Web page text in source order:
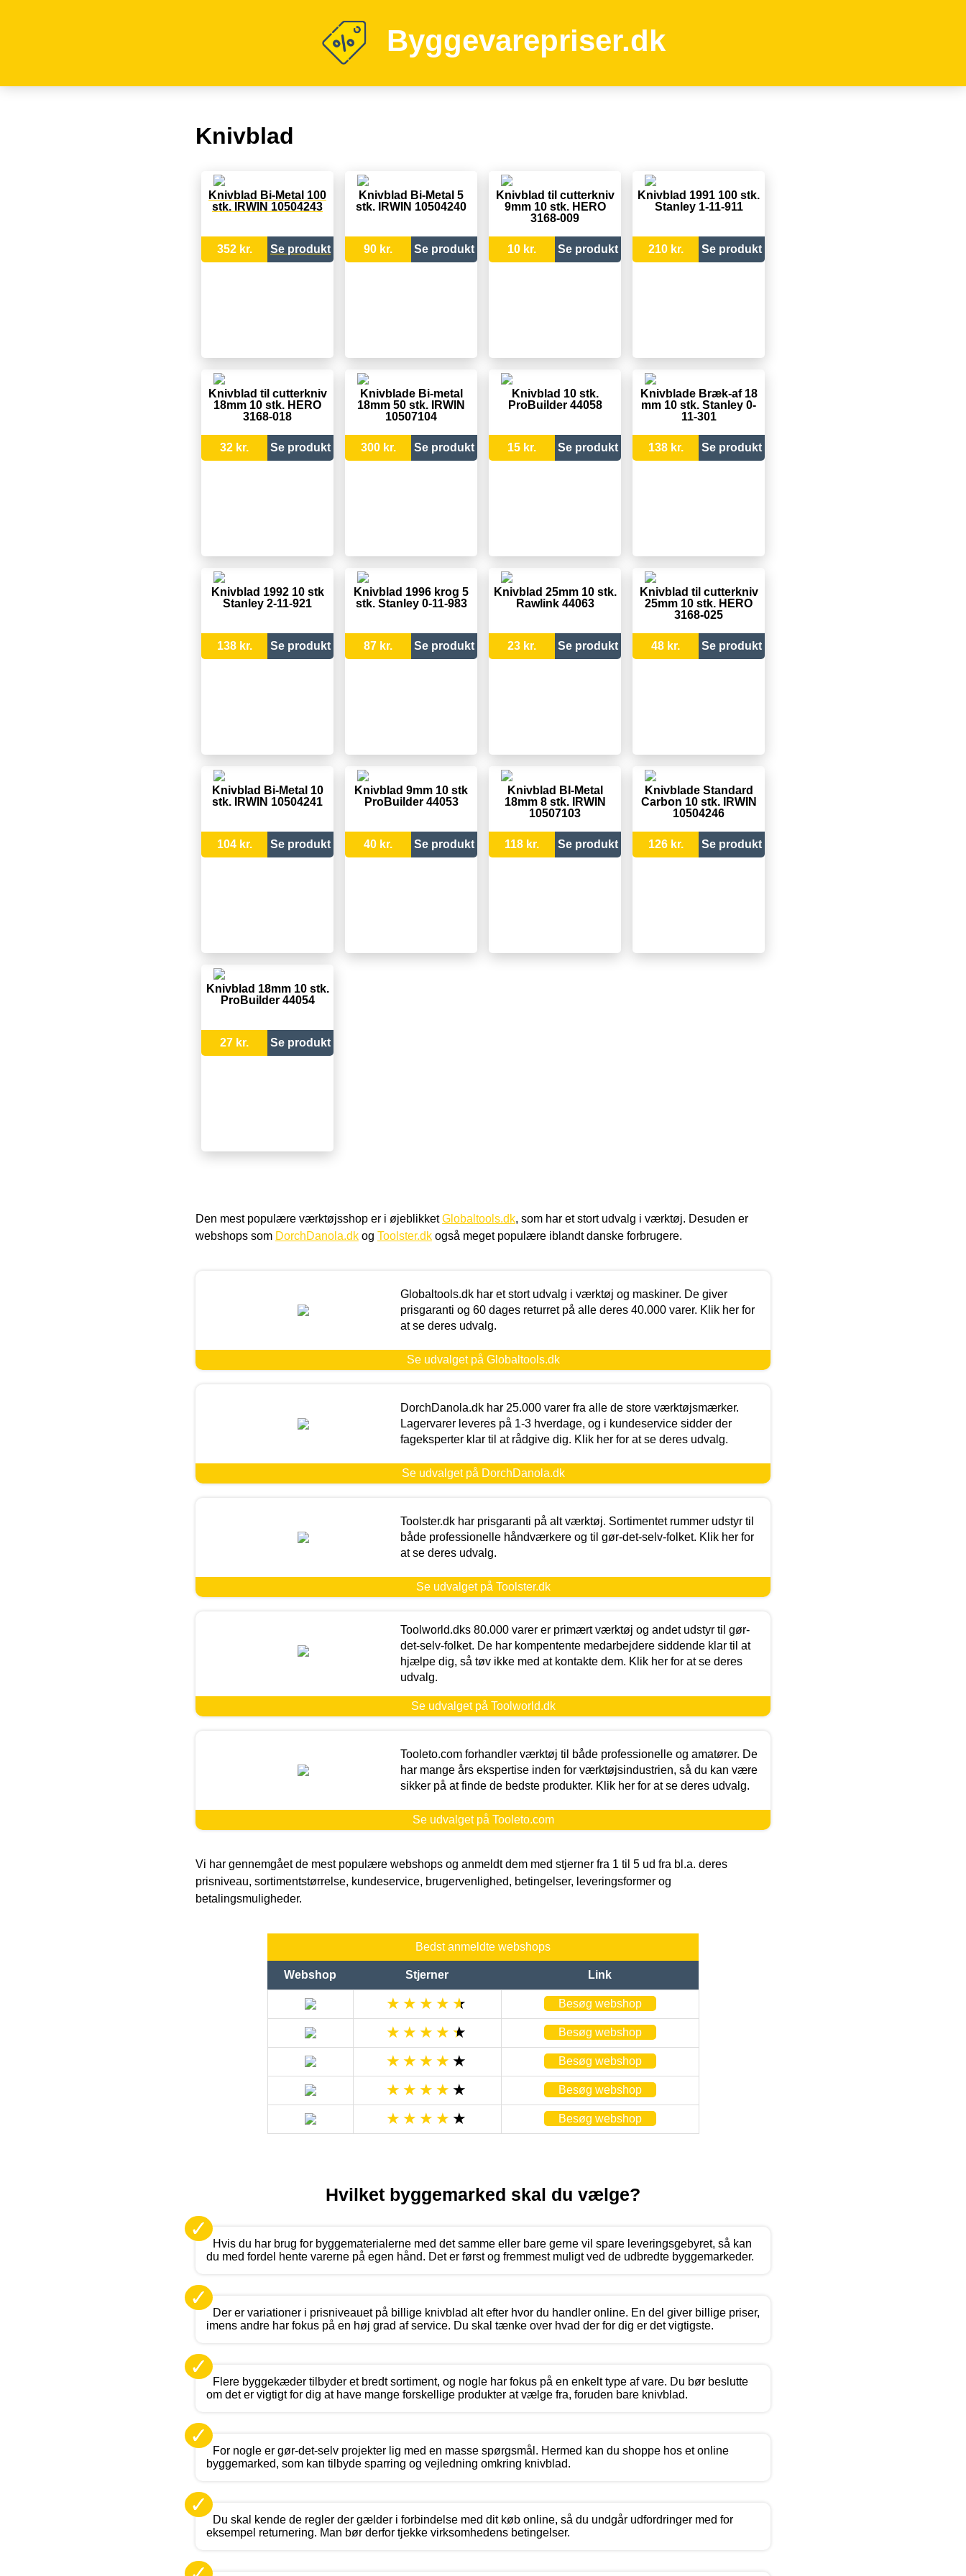
Byggevarepriser.dk
Knivblad
Knivblad Bi-Metal 100
stk. IRWIN 10504243
352 kr. Se produkt
Knivblad Bi-Metal 5
stk. IRWIN 10504240
90 kr. Se produkt
Knivblad til cutterkniv
9mm 10 stk. HERO
3168-009
10 kr. Se produkt
Knivblad 1991 100 stk.
Stanley 1-11-911
210 kr. Se produkt
Knivblad til cutterkniv
18mm 10 stk. HERO
3168-018
32 kr. Se produkt
Knivblade Bi-metal
18mm 50 stk. IRWIN
10507104
300 kr. Se produkt
Knivblad 10 stk.
ProBuilder 44058
15 kr. Se produkt
Knivblade Bræk-af 18
mm 10 stk. Stanley 0-
11-301
138 kr. Se produkt
Knivblad 1992 10 stk
Stanley 2-11-921
138 kr. Se produkt
Knivblad 1996 krog 5
stk. Stanley 0-11-983
87 kr. Se produkt
Knivblad 25mm 10 stk.
Rawlink 44063
23 kr. Se produkt
Knivblad til cutterkniv
25mm 10 stk. HERO
3168-025
48 kr. Se produkt
Knivblad Bi-Metal 10
stk. IRWIN 10504241
104 kr. Se produkt
Knivblad 9mm 10 stk
ProBuilder 44053
40 kr. Se produkt
Knivblad BI-Metal
18mm 8 stk. IRWIN
10507103
118 kr. Se produkt
Knivblade Standard
Carbon 10 stk. IRWIN
10504246
126 kr. Se produkt
Knivblad 18mm 10 stk.
ProBuilder 44054
27 kr. Se produkt
Den mest populære værktøjsshop er i øjeblikketGlobaltools.dk, som har et stort udvalg i værktøj. Desuden er
webshops som DorchDanola.dk og Toolster.dk også meget populære iblandt danske forbrugere.
Globaltools.dk har et stort udvalg i værktøj og maskiner. De giver
prisgaranti og 60 dages returret på alle deres 40.000 varer. Klik her for
at se deres udvalg.
Se udvalget på Globaltools.dk
DorchDanola.dk har 25.000 varer fra alle de store værktøjsmærker.
Lagervarer leveres på 1-3 hverdage, og i kundeservice sidder der
fageksperter klar til at rådgive dig. Klik her for at se deres udvalg.
Se udvalget på DorchDanola.dk
Toolster.dk har prisgaranti på alt værktøj. Sortimentet rummer udstyr til
både professionelle håndværkere og til gør-det-selv-folket. Klik her for
at se deres udvalg.
Se udvalget på Toolster.dk
Toolworld.dks 80.000 varer er primært værktøj og andet udstyr til gør-
det-selv-folket. De har kompentente medarbejdere siddende klar til at
hjælpe dig, så tøv ikke med at kontakte dem. Klik her for at se deres
udvalg.
Se udvalget på Toolworld.dk
Tooleto.com forhandler værktøj til både professionelle og amatører. De
har mange års ekspertise inden for værktøjsindustrien, så du kan være
sikker på at finde de bedste produkter. Klik her for at se deres udvalg.
Se udvalget på Tooleto.com
Vi har gennemgået de mest populære webshops og anmeldt dem med stjerner fra 1 til 5 ud fra bl.a. deres
prisniveau, sortimentstørrelse, kundeservice, brugervenlighed, betingelser, leveringsformer og
betalingsmuligheder.
Bedst anmeldte webshops
Webshop Stjerner Link
Besøg webshop
Besøg webshop
Besøg webshop
Besøg webshop
Besøg webshop
Hvilket byggemarked skal du vælge?
✓
Hvis du har brug for byggematerialerne med det samme eller bare gerne vil spare leveringsgebyret, så kan
du med fordel hente varerne på egen hånd. Det er først og fremmest muligt ved de udbredte byggemarkeder.
✓
Der er variationer i prisniveauet på billige knivblad alt efter hvor du handler online. En del giver billige priser,
imens andre har fokus på en høj grad af service. Du skal tænke over hvad der for dig er det vigtigste.
✓
Flere byggekæder tilbyder et bredt sortiment, og nogle har fokus på en enkelt type af vare. Du bør beslutte
om det er vigtigt for dig at have mange forskellige produkter at vælge fra, foruden bare knivblad.
✓
For nogle er gør-det-selv projekter lig med en masse spørgsmål. Hermed kan du shoppe hos et online
byggemarked, som kan tilbyde sparring og vejledning omkring knivblad.
✓
Du skal kende de regler der gælder i forbindelse med dit køb online, så du undgår udfordringer med for
eksempel returnering. Man bør derfor tjekke virksomhedens betingelser.